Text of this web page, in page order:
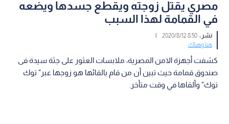
مصري يقتل زوجته ويقطع جسدها ويضعه
في القمامة لهذا السبب
نشر :8:50 2020/8/12
|
هنا وهناك
كشفت أجهزة الامن المصرية، ملابسات العثور على جثة سيدة فى
صندوق قمامة حيث تبين أن من قام بالقائها هو زوجها عبر" توك
توك" وألقاها في وقت متأخر.